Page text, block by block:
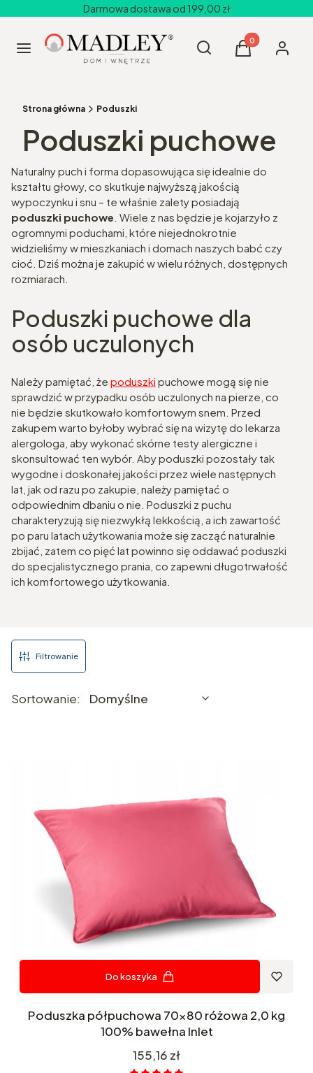
Darmowa dostawa od 199,00 zł
Menu Otwórz wyszukiwarkę
Szukaj Produkty w
Koszyk Zaloguj
Strona główna Poduszki
Poduszki puchowe
Naturalny puch i forma dopasowująca się idealnie do
kształtu głowy, co skutkuje najwyższą jakością
wypoczynku i snu – te właśnie zalety posiadają
poduszki puchowe . Wiele z nas będzie je kojarzyło z
ogromnymi poduchami, które niejednokrotnie
widzieliśmy w mieszkaniach i domach naszych babć czy
cioć. Dziś można je zakupić w wielu różnych, dostępnych
rozmiarach.
Poduszki puchowe dla
osób uczulonych
Należy pamiętać, że poduszki puchowe mogą się nie
sprawdzić w przypadku osób uczulonych na pierze, co
nie będzie skutkowało komfortowym snem. Przed
zakupem warto byłoby wybrać się na wizytę do lekarza
alergologa, aby wykonać skórne testy alergiczne i
skonsultować ten wybór. Aby poduszki pozostały tak
wygodne i doskonałej jakości przez wiele następnych
lat, jak od razu po zakupie, należy pamiętać o
odpowiednim dbaniu o nie. Poduszki z puchu
charakteryzują się niezwykłą lekkością, a ich zawartość
po paru latach użytkowania może się zacząć naturalnie
zbijać, zatem co pięć lat powinno się oddawać poduszki
do specjalistycznego prania, co zapewni długotrwałość
ich komfortowego użytkowania.
Filtrowanie
Lista produktów
Sortowanie: Domyślne
Domyślne
Do koszyka
Poduszka półpuchowa 70x80 różowa 2,0 kg
100% bawełna Inlet
Cena
155,16 zł